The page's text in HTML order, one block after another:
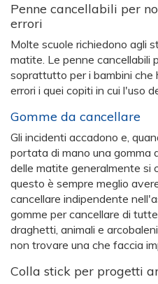
Penne cancellabili per
errori
Molte scuole richiedono agli
matite. Le penne cancellabili
soprattutto per i bambini che
errori i quei copiti in cui l'uso
Gomme da cancellare
Gli incidenti accadono e,
portata di mano una gomma
delle matite generalmente si
questo è sempre meglio
cancellare indipendente
gomme per cancellare di
draghetti, animali e
non trovare una che faccia
Colla stick per progetti